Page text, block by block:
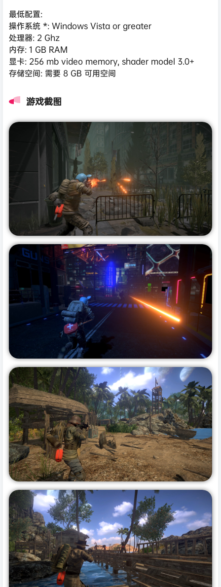
最低配置:
操作系统 *: Windows Vista or greater
处理器: 2 Ghz
内存: 1 GB RAM
显卡: 256 mb video memory, shader model 3.0+
存储空间: 需要 8 GB 可用空间
游戏截图